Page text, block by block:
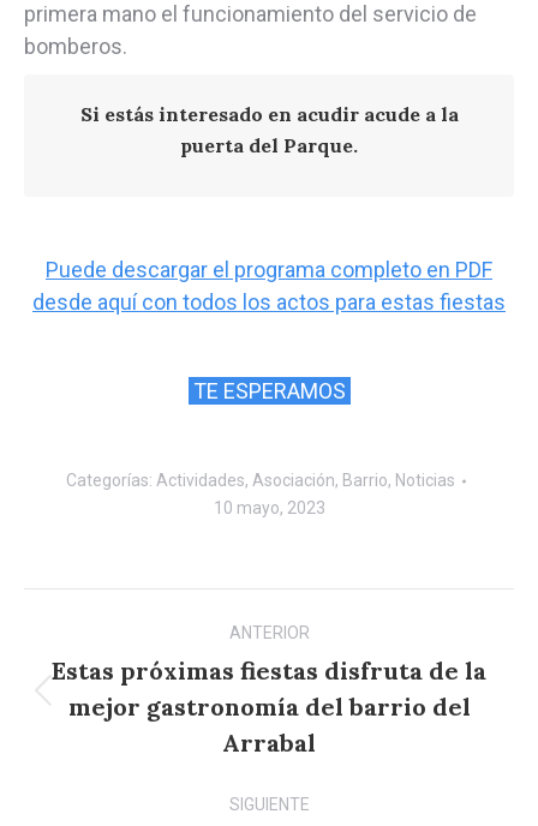
primera mano el funcionamiento del servicio de
bomberos.
Si estás interesado en acudir acude a la
puerta del Parque.
Puede descargar el programa completo en PDF
desde aquí con todos los actos para estas fiestas
TE ESPERAMOS
Categorías: Actividades, Asociación, Barrio, Noticias
10 mayo, 2023
Navegación
entre
publicaciones
ANTERIOR
Publicación
anterior:
Estas próximas fiestas disfruta de la
mejor gastronomía del barrio del
Arrabal
SIGUIENTE